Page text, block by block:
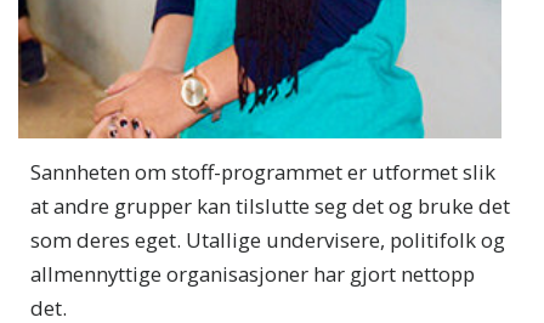
Sannheten om stoff-programmet er utformet slik
at andre grupper kan tilslutte seg det og bruke det
som deres eget. Utallige undervisere, politifolk og
allmennyttige organisasjoner har gjort nettopp
det.